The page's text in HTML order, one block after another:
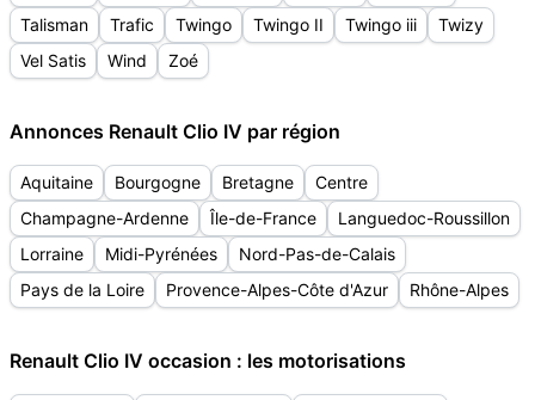
Talisman
Trafic Twingo Twingo II Twingo iii
Twizy
Vel Satis
Wind Zoé
Annonces Renault Clio IV par région
Aquitaine Bourgogne Bretagne
Centre
Champagne-Ardenne
Île-de-France
Languedoc-Roussillon
Lorraine
Midi-Pyrénées
Nord-Pas-de-Calais
Pays de la Loire
Provence-Alpes-Côte d'Azur Rhône-Alpes
Renault Clio IV occasion : les motorisations